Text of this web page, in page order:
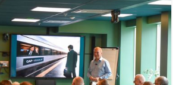
særlig i perioder preget av endring
verden er dette blitt spesielt tydelig: Den
stater er en konsekvens av at
blitt en stadig knappere «ressurs».